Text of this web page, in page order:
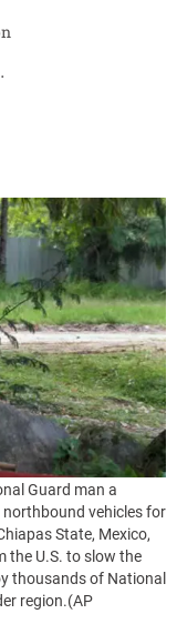
Guard man a
vehicles for
State, Mexico,
the U.S. to slow the
thousands of National
region.(AP